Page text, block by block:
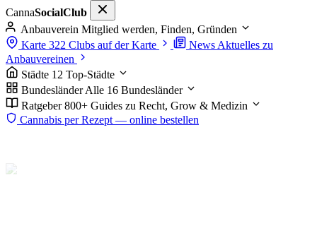
CannaSocialClub
Anbauverein Mitglied werden, Finden, Gründen
Karte 322 Clubs auf der Karte News Aktuelles zu
Anbauvereinen
Städte 12 Top-Städte
Bundesländer Alle 16 Bundesländer
Ratgeber 800+ Guides zu Recht, Grow & Medizin
Cannabis per Rezept — online bestellen
Start